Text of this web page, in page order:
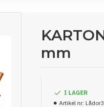
mm
I LAGER
Artikel nr: